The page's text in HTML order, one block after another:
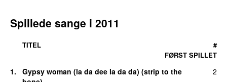
Spillede sange i 2011
TITEL
FØRST SPILLET
#
1.
Gypsy woman (la da dee la da da) (strip to the
2